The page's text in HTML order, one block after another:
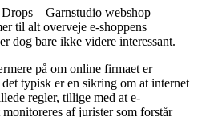
– Garnstudio webshop
til alt overveje e-shoppens
dog bare ikke videre interessant.
på om online firmaet er
typisk er en sikring om at internet
regler, tillige med at e-
af jurister som forstår